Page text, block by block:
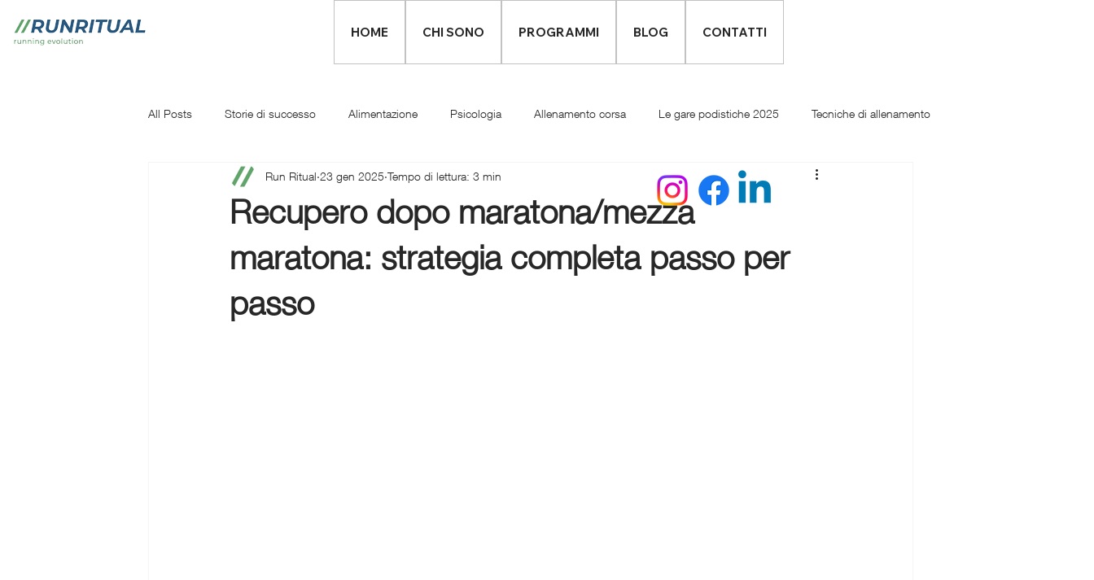
HOME CHI SONO PROGRAMMI BLOG CONTATTI
All Posts Storie di successo Alimentazione Psicologia Allenamento corsa Le gare podistiche 2025 Tecniche di allenamento
Iniziare a correre Infortuni Abbigliamento runner
Recupero dopo maratona/mezza
maratona: strategia completa passo per
passo
Run Ritual 23 gen 2025 Tempo di lettura: 3 min